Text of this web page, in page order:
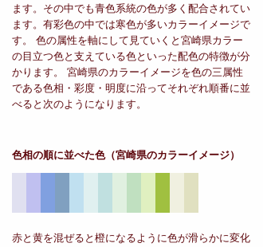
ます。その中でも青色系統の色が多く配合されてい
ます。有彩色の中では寒色が多いカラーイメージで
す。 色の属性を軸にして見ていくと宮崎県カラー
の目立つ色と支えている色といった配色の特徴が分
かります。 宮崎県のカラーイメージを色の三属性
である色相・彩度・明度に沿ってそれぞれ順番に並
べると次のようになります。
色相の順に並べた色（宮崎県のカラーイメージ）
赤と黄を混ぜると橙になるように色が滑らかに変化